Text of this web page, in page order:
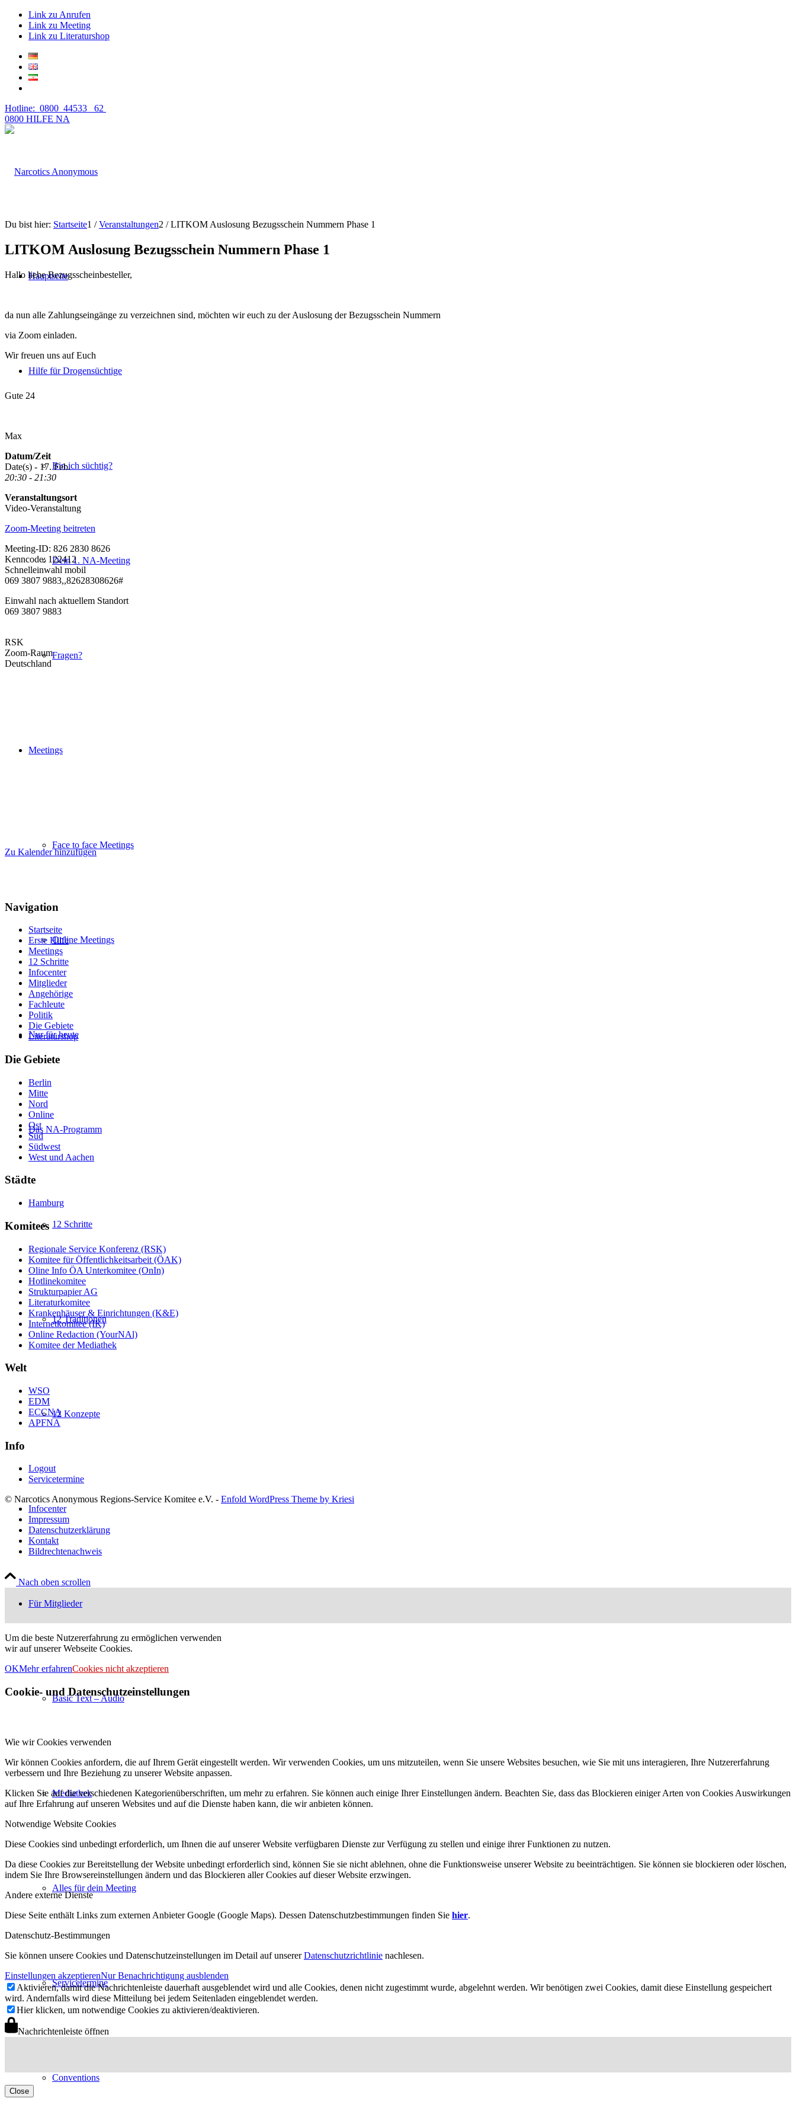
Link zu Anrufen
Link zu Meeting
Link zu Literaturshop
Hotline: 0800 44533 62
0800 HILFE NA
Hauptseite
Hilfe für Drogensüchtige
Bin ich süchtig?
Dein 1. NA-Meeting
Fragen?
Meetings
Face to face Meetings
Online Meetings
Nur für heute
Das NA-Programm
12 Schritte
12 Traditionen
12 Konzepte
Infocenter
Für Mitglieder
Basic Text – Audio
Mediathek
Alles für dein Meeting
Servicetermine
Conventions
Du bist hier: Startseite1 / Veranstaltungen2 / LITKOM Auslosung Bezugsschein Nummern Phase 1
LITKOM Auslosung Bezugsschein Nummern Phase 1
Hallo liebe Bezugsscheinbesteller,
da nun alle Zahlungseingänge zu verzeichnen sind, möchten wir euch zu der Auslosung der Bezugsschein Nummern
via Zoom einladen.
Wir freuen uns auf Euch
Gute 24
Max
Datum/Zeit
Date(s) - 17. Feb.
20:30 - 21:30
Veranstaltungsort
Video-Veranstaltung
Zoom-Meeting beitreten
Meeting-ID: 826 2830 8626
Kenncode: 122412
Schnelleinwahl mobil
069 3807 9883,,82628308626#
Einwahl nach aktuellem Standort
069 3807 9883
RSK
Zoom-Raum
Deutschland
Zu Kalender hinzufügen
Navigation
Startseite
Erste Hilfe
Meetings
12 Schritte
Infocenter
Mitglieder
Angehörige
Fachleute
Politik
Die Gebiete
Literaturshop
Die Gebiete
Berlin
Mitte
Nord
Online
Ost
Süd
Südwest
West und Aachen
Städte
Hamburg
Komitees
Regionale Service Konferenz (RSK)
Komitee für Öffentlichkeitsarbeit (ÖAK)
Oline Info ÖA Unterkomitee (OnIn)
Hotlinekomitee
Strukturpapier AG
Literaturkomitee
Krankenhäuser & Einrichtungen (K&E)
Internetkomitee (IK)
Online Redaction (YourNAl)
Komitee der Mediathek
Welt
WSO
EDM
ECCNA
APFNA
Info
Logout
Servicetermine
© Narcotics Anonymous Regions-Service Komitee e.V. - Enfold WordPress Theme by Kriesi
Impressum
Datenschutzerklärung
Kontakt
Bildrechtenachweis
Nach oben scrollen
Um die beste Nutzererfahrung zu ermöglichen verwenden
wir auf unserer Webseite Cookies.
OKMehr erfahrenCookies nicht akzeptieren
Cookie- und Datenschutzeinstellungen
Wie wir Cookies verwenden
Wir können Cookies anfordern, die auf Ihrem Gerät eingestellt werden. Wir verwenden Cookies, um uns mitzuteilen, wenn Sie unsere Websites besuchen, wie Sie mit uns interagieren, Ihre Nutzererfahrung
verbessern und Ihre Beziehung zu unserer Website anpassen.
Klicken Sie auf die verschiedenen Kategorienüberschriften, um mehr zu erfahren. Sie können auch einige Ihrer Einstellungen ändern. Beachten Sie, dass das Blockieren einiger Arten von Cookies Auswirkungen
auf Ihre Erfahrung auf unseren Websites und auf die Dienste haben kann, die wir anbieten können.
Notwendige Website Cookies
Diese Cookies sind unbedingt erforderlich, um Ihnen die auf unserer Website verfügbaren Dienste zur Verfügung zu stellen und einige ihrer Funktionen zu nutzen.
Da diese Cookies zur Bereitstellung der Website unbedingt erforderlich sind, können Sie sie nicht ablehnen, ohne die Funktionsweise unserer Website zu beeinträchtigen. Sie können sie blockieren oder löschen,
indem Sie Ihre Browsereinstellungen ändern und das Blockieren aller Cookies auf dieser Website erzwingen.
Andere externe Dienste
Diese Seite enthält Links zum externen Anbieter Google (Google Maps). Dessen Datenschutzbestimmungen finden Sie hier.
Datenschutz-Bestimmungen
Sie können unsere Cookies und Datenschutzeinstellungen im Detail auf unsererDatenschutzrichtlinie nachlesen.
Einstellungen akzeptierenNur Benachrichtigung ausblenden
Aktivieren, damit die Nachrichtenleiste dauerhaft ausgeblendet wird und alle Cookies, denen nicht zugestimmt wurde, abgelehnt werden. Wir benötigen zwei Cookies, damit diese Einstellung gespeichert
wird. Andernfalls wird diese Mitteilung bei jedem Seitenladen eingeblendet werden.
Hier klicken, um notwendige Cookies zu aktivieren/deaktivieren.
Nachrichtenleiste öffnen
Close